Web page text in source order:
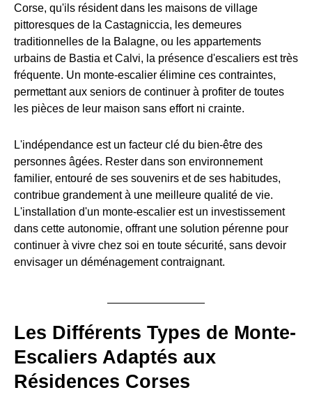
Corse, qu'ils résident dans les maisons de village
pittoresques de la Castagniccia, les demeures
traditionnelles de la Balagne, ou les appartements
urbains de Bastia et Calvi, la présence d'escaliers est très
fréquente. Un monte-escalier élimine ces contraintes,
permettant aux seniors de continuer à profiter de toutes
les pièces de leur maison sans effort ni crainte.
L'indépendance est un facteur clé du bien-être des
personnes âgées. Rester dans son environnement
familier, entouré de ses souvenirs et de ses habitudes,
contribue grandement à une meilleure qualité de vie.
L'installation d'un monte-escalier est un investissement
dans cette autonomie, offrant une solution pérenne pour
continuer à vivre chez soi en toute sécurité, sans devoir
envisager un déménagement contraignant.
Les Différents Types de Monte-
Escaliers Adaptés aux
Résidences Corses